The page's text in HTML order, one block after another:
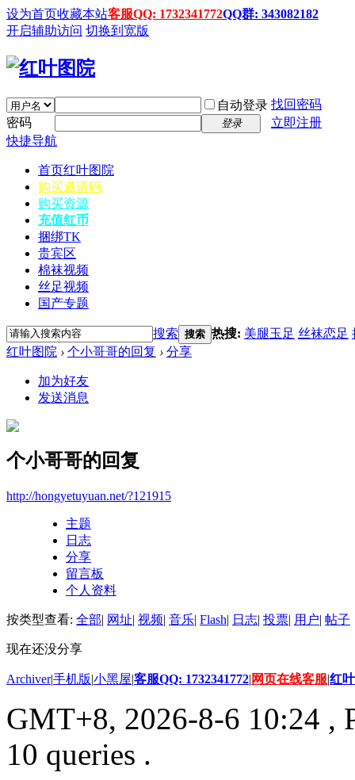
设为首页收藏本站客服QQ: 1732341772QQ群: 343082182
开启辅助访问 切换到宽版
自动登录 找回密码
密码
登录
立即注册
快捷导航
首页红叶图院
购买邀请码
购买资源
充值红币
捆绑TK
贵宾区
棉袜视频
丝足视频
国产专题
搜索 搜索 热搜: 美腿玉足 丝袜恋足
红叶图院 › 个小哥哥的回复 › 分享
加为好友
发送消息
个小哥哥的回复
http://hongyetuyuan.net/?121915
主题
日志
分享
留言板
个人资料
按类型查看: 全部| 网址| 视频| 音乐| Flash| 日志| 投票| 用户| 帖子
现在还没分享
Archiver|手机版|小黑屋|客服QQ: 1732341772| 网页在线客服|红
GMT+8, 2026-8-6 10:24 ,
10 queries .